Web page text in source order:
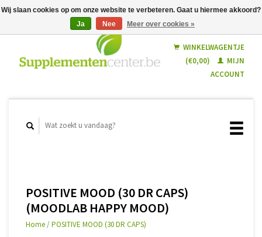
Nederlands
WINKELWAGENTJE
(€0,00)
MIJN
ACCOUNT
POSITIVE MOOD (30 DR CAPS)
(MOODLAB HAPPY MOOD)
Home /POSITIVE MOOD (30 DR CAPS)
Wij slaan cookies op om onze website te verbeteren. Gaat u hiermee akkoord?
Ja
Nee Meer over cookies »